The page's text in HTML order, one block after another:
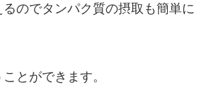
のでタンパク質の摂取も簡単に
とができます。